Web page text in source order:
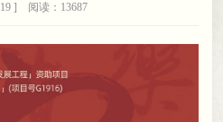
19 ] 阅读：13687